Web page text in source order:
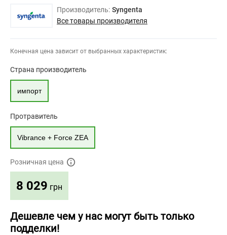
Производитель: Syngenta
Все товары производителя
Конечная цена зависит от выбранных характеристик:
Страна производитель
импорт
Протравитель
Vibrance + Force ZEA
Розничная цена
8 029 грн
Дешевле чем у нас могут быть только
подделки!